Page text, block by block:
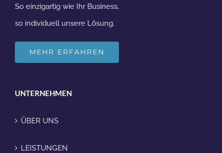
So einzigartig wie Ihr Business,
so individuell unsere Lösung.
MEHR ERFAHREN
UNTERNEHMEN
ÜBER UNS
LEISTUNGEN